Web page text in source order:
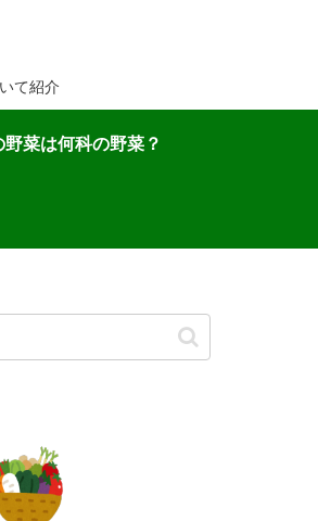
て紹介
野菜は何科の野菜？